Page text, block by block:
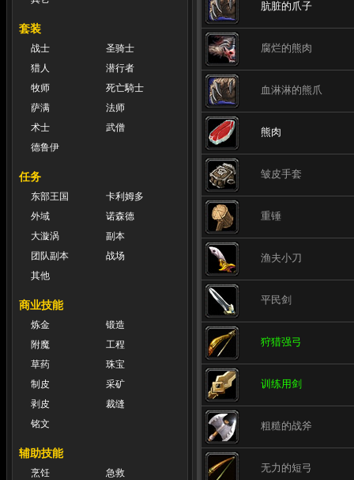
套装
战士
圣骑士
猎人
潜行者
牧师
死亡騎士
萨满
法师
术士
武僧
德鲁伊
任务
东部王国
卡利姆多
外域
诺森德
大漩涡
副本
团队副本
战场
其他
商业技能
炼金
锻造
附魔
工程
草药
珠宝
制皮
采矿
剥皮
裁缝
铭文
辅助技能
烹饪
急救
肮脏的爪子
腐烂的熊肉
血淋淋的熊爪
熊肉
皱皮手套
重锤
渔夫小刀
平民剑
狩猎强弓
训练用剑
粗糙的战斧
无力的短弓